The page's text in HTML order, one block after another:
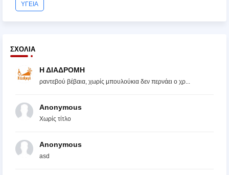
ΥΓΕΙΑ
ΣΧΌΛΙΑ
Η ΔΙΑΔΡΟΜΗ
ραντεβού βέβαια, χωρίς μπουλούκια δεν περνάει ο χρ...
Anonymous
Χωρίς τίτλο
Anonymous
asd